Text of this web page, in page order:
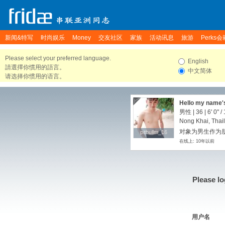
新闻&特写 时尚娱乐 Money 交友社区 家族 活动讯息 旅游 Perks会
Please select your preferred language.
請選擇你慣用的語言。
请选择你惯用的语言。
English
中文简体
pitbullm_16
pitbullm_16
Hello my
男性 | 36 | 6' 0" /
Nong Khai,
对象为男生作为
在线上: 10年以前
Please
用户名